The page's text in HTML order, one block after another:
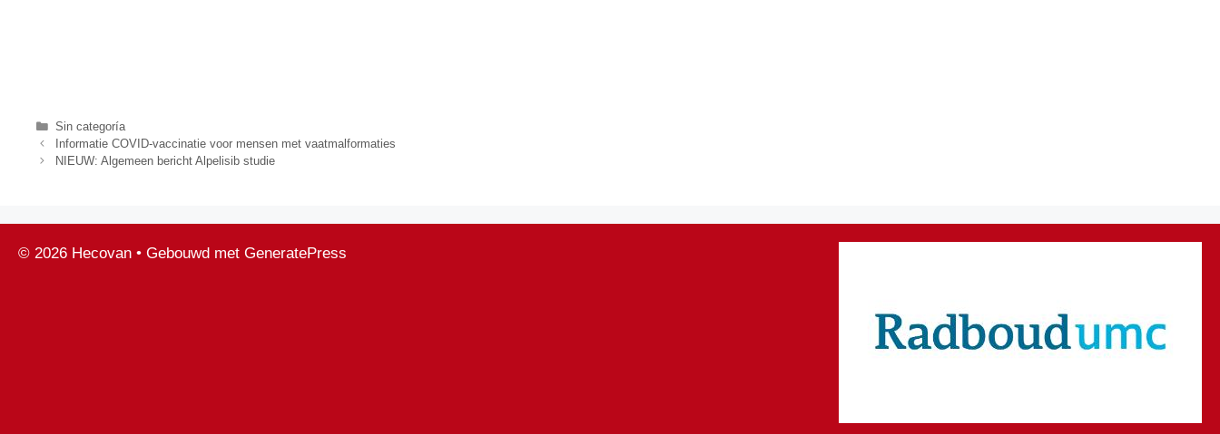
Categorieën
Sin categoría
Informatie COVID-vaccinatie voor mensen met vaatmalformaties
NIEUW: Algemeen bericht Alpelisib studie
© 2026 Hecovan • Gebouwd met GeneratePress